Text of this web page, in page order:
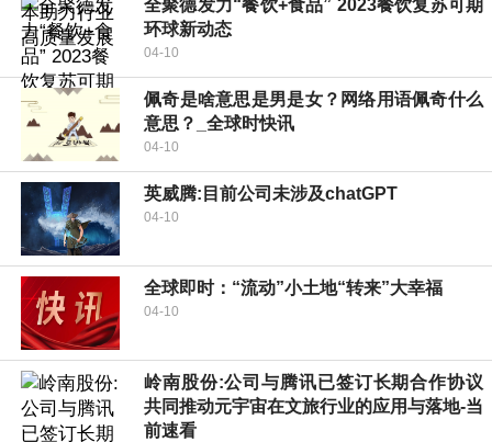
全聚德发力“餐饮+食品” 2023餐饮复苏可期
环球新动态
04-10
佩奇是啥意思是男是女？网络用语佩奇什么
意思？_全球时快讯
04-10
英威腾:目前公司未涉及chatGPT
04-10
全球即时：“流动”小土地“转来”大幸福
04-10
岭南股份:公司与腾讯已签订长期合作协议
共同推动元宇宙在文旅行业的应用与落地-当
前速看